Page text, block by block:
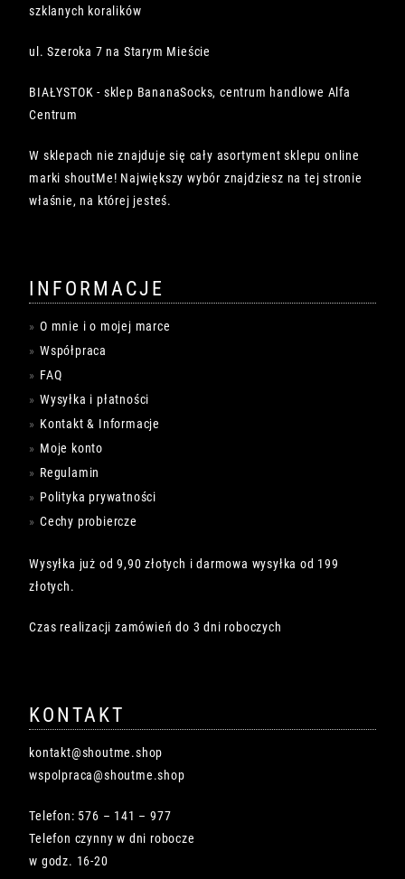
szklanych koralików
ul. Szeroka 7 na Starym Mieście
BIAŁYSTOK - sklep BananaSocks, centrum handlowe Alfa
Centrum
W sklepach nie znajduje się cały asortyment sklepu online
marki shoutMe! Największy wybór znajdziesz na tej stronie
właśnie, na której jesteś.
INFORMACJE
O mnie i o mojej marce
Współpraca
FAQ
Wysyłka i płatności
Kontakt & Informacje
Moje konto
Regulamin
Polityka prywatności
Cechy probiercze
Wysyłka już od 9,90 złotych i darmowa wysyłka od 199
złotych.
Czas realizacji zamówień do 3 dni roboczych
KONTAKT
kontakt@shoutme.shop
wspolpraca@shoutme.shop
Telefon: 576 – 141 – 977
Telefon czynny w dni robocze
w godz. 16-20